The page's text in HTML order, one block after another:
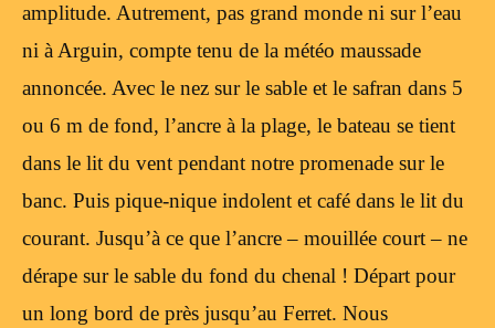
amplitude. Autrement, pas grand monde ni sur l’eau
ni à Arguin, compte tenu de la météo maussade
annoncée. Avec le nez sur le sable et le safran dans 5
ou 6 m de fond, l’ancre à la plage, le bateau se tient
dans le lit du vent pendant notre promenade sur le
banc. Puis pique-nique indolent et café dans le lit du
courant. Jusqu’à ce que l’ancre – mouillée court – ne
dérape sur le sable du fond du chenal ! Départ pour
un long bord de près jusqu’au Ferret. Nous